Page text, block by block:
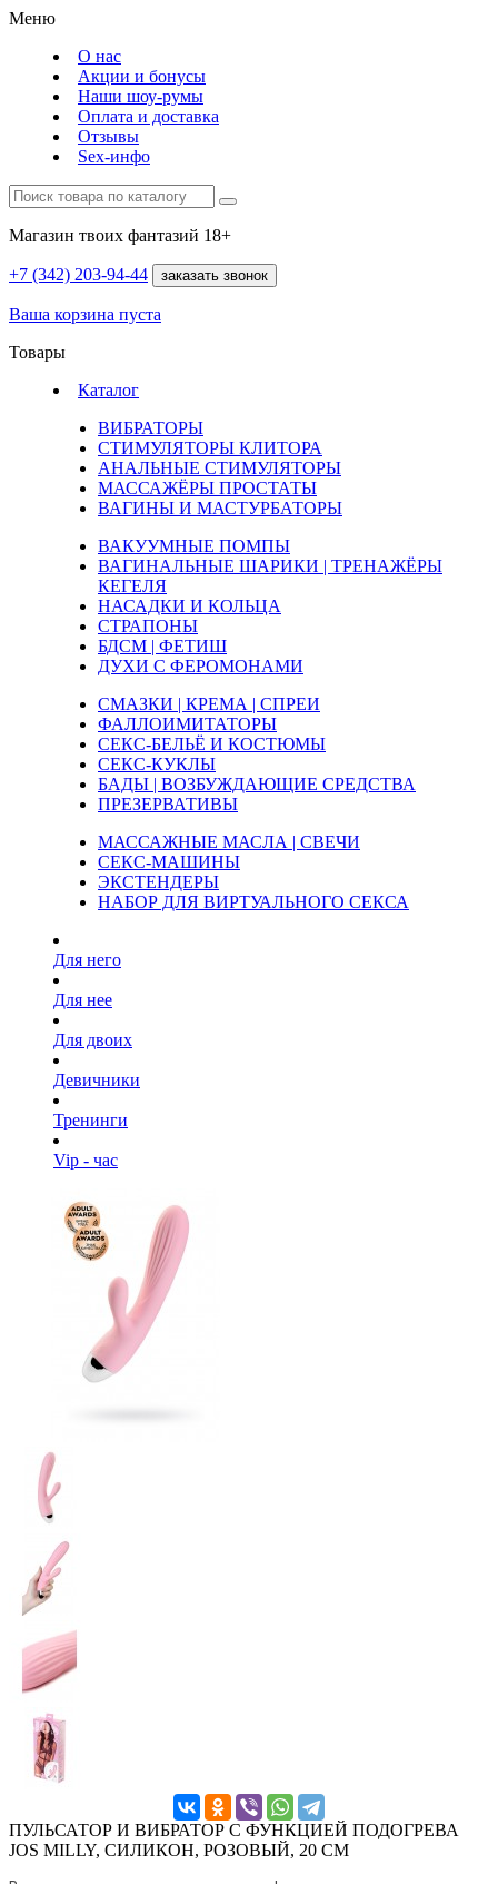
Меню
О нас
Акции и бонусы
Наши шоу-румы
Оплата и доставка
Отзывы
Sex-инфо
Магазин твоих фантазий 18+
+7 (342) 203-94-44 заказать звонок
Ваша корзина пуста
Товары
Каталог
ВИБРАТОРЫ
СТИМУЛЯТОРЫ КЛИТОРА
АНАЛЬНЫЕ СТИМУЛЯТОРЫ
МАССАЖЁРЫ ПРОСТАТЫ
ВАГИНЫ И МАСТУРБАТОРЫ
ВАКУУМНЫЕ ПОМПЫ
ВАГИНАЛЬНЫЕ ШАРИКИ | ТРЕНАЖЁРЫ
КЕГЕЛЯ
НАСАДКИ И КОЛЬЦА
СТРАПОНЫ
БДСМ | ФЕТИШ
ДУХИ С ФЕРОМОНАМИ
СМАЗКИ | КРЕМА | СПРЕИ
ФАЛЛОИМИТАТОРЫ
СЕКС-БЕЛЬЁ И КОСТЮМЫ
СЕКС-КУКЛЫ
БАДЫ | ВОЗБУЖДАЮЩИЕ СРЕДСТВА
ПРЕЗЕРВАТИВЫ
МАССАЖНЫЕ МАСЛА | СВЕЧИ
СЕКС-МАШИНЫ
ЭКСТЕНДЕРЫ
НАБОР ДЛЯ ВИРТУАЛЬНОГО СЕКСА
Для него
Для нее
Для двоих
Девичники
Тренинги
Vip - час
ПУЛЬСАТОР И ВИБРАТОР С ФУНКЦИЕЙ ПОДОГРЕВА
JOS MILLY, СИЛИКОН, РОЗОВЫЙ, 20 СМ